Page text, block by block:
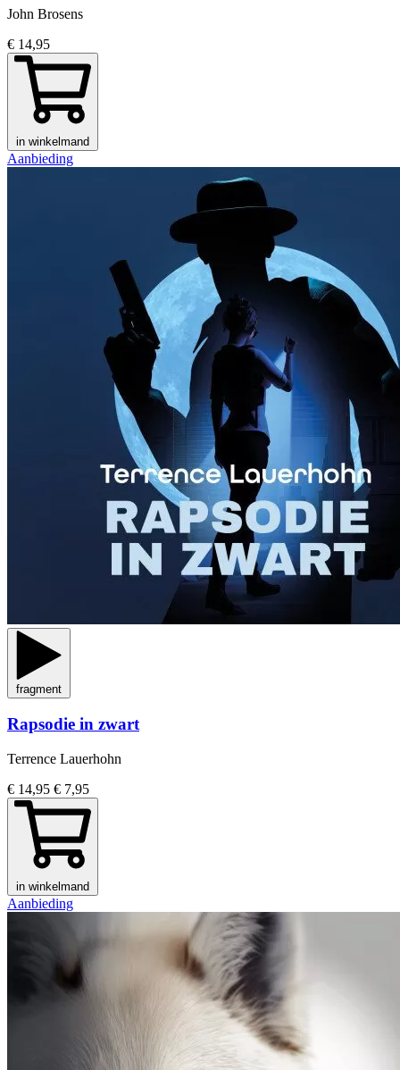
John Brosens
€ 14,95
in winkelmand
Aanbieding
fragment
Rapsodie in zwart
Terrence Lauerhohn
€ 14,95 € 7,95
in winkelmand
Aanbieding